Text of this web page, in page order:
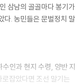
삼남의 골골마다 봉기가
다. 농민들은 문벌정치 말
인과 현지 수령, 양반 지
잡았다면 조선 말기는